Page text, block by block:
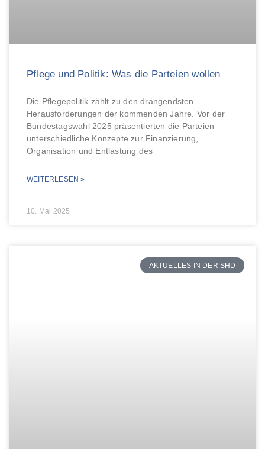
Pflege und Politik: Was die Parteien wollen
Die Pflegepolitik zählt zu den drängendsten
Herausforderungen der kommenden Jahre. Vor der
Bundestagswahl 2025 präsentierten die Parteien
unterschiedliche Konzepte zur Finanzierung,
Organisation und Entlastung des
WEITERLESEN »
10. Mai 2025
AKTUELLES IN DER SHD